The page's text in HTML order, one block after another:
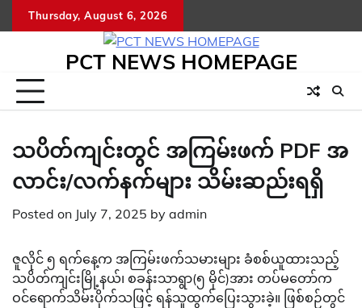
to
Thursday, August 6, 2026
PCT NEWS HOMEPAGE
သပိတ်ကျင်းတွင် အကြမ်းဖက် PDF အ
လာင်း/လက်နက်များ သိမ်းဆည်းရရှိ
Posted on July 7, 2025 by admin
ဇူလိုင် ၅ ရက်နေ့က အကြမ်းဖက်သမားများ ခံစစ်ယူထားသည့်
သပိတ်ကျင်းမြို့နယ်၊ စခန်းသာရွာ(၅ မိုင်)အား တပ်မတော်က
ဝင်ရောက်သိမ်းပိုက်သဖြင့် ရန်သူထွက်ပြေးသွားခဲ့။ ဖြစ်စဉ်တွင်